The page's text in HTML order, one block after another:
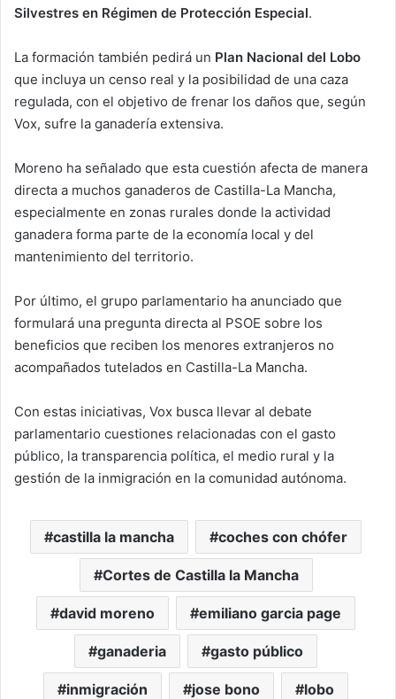
Silvestres en Régimen de Protección Especial.
La formación también pedirá un Plan Nacional del Lobo
que incluya un censo real y la posibilidad de una caza
regulada, con el objetivo de frenar los daños que, según
Vox, sufre la ganadería extensiva.
Moreno ha señalado que esta cuestión afecta de manera
directa a muchos ganaderos de Castilla-La Mancha,
especialmente en zonas rurales donde la actividad
ganadera forma parte de la economía local y del
mantenimiento del territorio.
Por último, el grupo parlamentario ha anunciado que
formulará una pregunta directa al PSOE sobre los
beneficios que reciben los menores extranjeros no
acompañados tutelados en Castilla-La Mancha.
Con estas iniciativas, Vox busca llevar al debate
parlamentario cuestiones relacionadas con el gasto
público, la transparencia política, el medio rural y la
gestión de la inmigración en la comunidad autónoma.
castilla la mancha coches con chófer
Cortes de Castilla la Mancha
david moreno emiliano garcia page
ganaderia gasto público
inmigración jose bono lobo